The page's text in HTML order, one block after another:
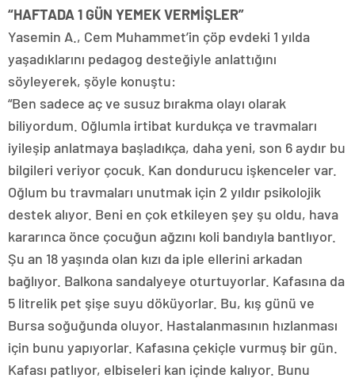
“HAFTADA 1 GÜN YEMEK VERMİŞLER”
Yasemin A., Cem Muhammet’in çöp evdeki 1 yılda
yaşadıklarını pedagog desteğiyle anlattığını
söyleyerek, şöyle konuştu:
“Ben sadece aç ve susuz bırakma olayı olarak
biliyordum. Oğlumla irtibat kurdukça ve travmaları
iyileşip anlatmaya başladıkça, daha yeni, son 6 aydır bu
bilgileri veriyor çocuk. Kan dondurucu işkenceler var.
Oğlum bu travmaları unutmak için 2 yıldır psikolojik
destek alıyor. Beni en çok etkileyen şey şu oldu, hava
kararınca önce çocuğun ağzını koli bandıyla bantlıyor.
Şu an 18 yaşında olan kızı da iple ellerini arkadan
bağlıyor. Balkona sandalyeye oturtuyorlar. Kafasına da
5 litrelik pet şişe suyu döküyorlar. Bu, kış günü ve
Bursa soğuğunda oluyor. Hastalanmasının hızlanması
için bunu yapıyorlar. Kafasına çekiçle vurmuş bir gün.
Kafası patlıyor, elbiseleri kan içinde kalıyor. Bunu